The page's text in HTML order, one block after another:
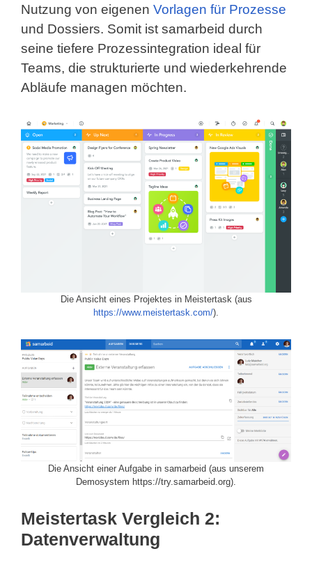
Nutzung von eigenen Vorlagen für Prozesse
und Dossiers. Somit ist samarbeid durch
seine tiefere Prozessintegration ideal für
Teams, die strukturierte und wiederkehrende
Abläufe managen möchten.
Die Ansicht eines Projektes in Meistertask (aus
https://www.meistertask.com/).
Die Ansicht einer Aufgabe in samarbeid (aus unserem
Demosystem https://try.samarbeid.org).
Meistertask Vergleich 2:
Datenverwaltung